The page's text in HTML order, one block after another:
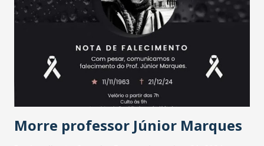
Morre professor Júnior Marques